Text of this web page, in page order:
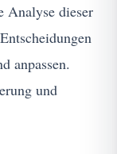
Analyse dieser
anpassen.
und